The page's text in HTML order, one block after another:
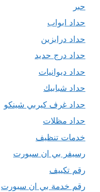
حبر
حداد ابواب
حداد درابزين
حداد درج حديد
حداد ديوانيات
حداد شبابيك
حداد غرف كيربي شينكو
حداد مظلات
خدمات تنظيف
رسيفر بي ان سبورت
رقم تكييف
رقم خدمة بي ان سبورت